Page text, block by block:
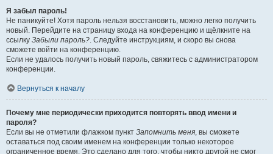
Я забыл пароль!
Не паникуйте! Хотя пароль нельзя восстановить, можно легко получить
новый. Перейдите на страницу входа на конференцию и щёлкните на
ссылку Забыли пароль?. Следуйте инструкциям, и скоро вы снова
сможете войти на конференцию.
Если не удалось получить новый пароль, свяжитесь с администратором
конференции.
Вернуться к началу
Почему мне периодически приходится повторять ввод имени и
пароля?
Если вы не отметили флажком пункт Запомнить меня, вы сможете
оставаться под своим именем на конференции только некоторое
ограниченное время. Это сделано для того, чтобы никто другой не смог